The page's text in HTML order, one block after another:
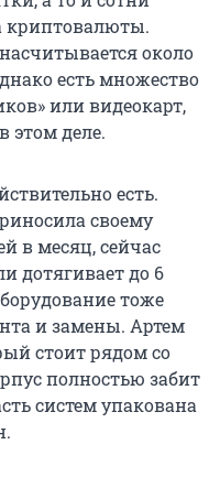
криптовалюты.
около
есть множество
или видеокарт,
этом деле.
есть.
своему
в месяц, сейчас
дотягивает до 6
тоже
и замены. Артем
стоит рядом со
полностью забит
систем упакована